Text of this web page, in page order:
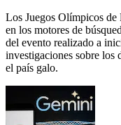
Los Juegos Olímpicos de
en los motores de
del evento realizado a
investigaciones sobre los
el país galo.